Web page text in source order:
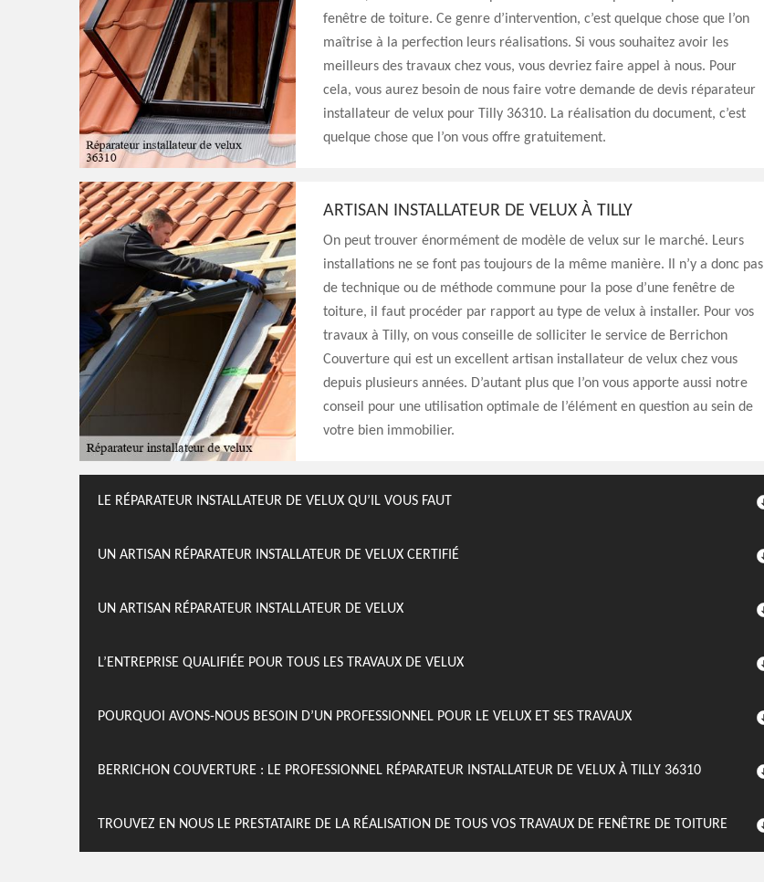
fenêtre de toiture. Ce genre d’intervention, c’est quelque chose que l’on
maîtrise à la perfection leurs réalisations. Si vous souhaitez avoir les
meilleurs des travaux chez vous, vous devriez faire appel à nous. Pour
cela, vous aurez besoin de nous faire votre demande de devis réparateur
installateur de velux pour Tilly 36310. La réalisation du document, c’est
quelque chose que l’on vous offre gratuitement.
ARTISAN INSTALLATEUR DE VELUX À TILLY
On peut trouver énormément de modèle de velux sur le marché. Leurs
installations ne se font pas toujours de la même manière. Il n’y a donc pas
de technique ou de méthode commune pour la pose d’une fenêtre de
toiture, il faut procéder par rapport au type de velux à installer. Pour vos
travaux à Tilly, on vous conseille de solliciter le service de Berrichon
Couverture qui est un excellent artisan installateur de velux chez vous
depuis plusieurs années. D’autant plus que l’on vous apporte aussi notre
conseil pour une utilisation optimale de l’élément en question au sein de
votre bien immobilier.
LE RÉPARATEUR INSTALLATEUR DE VELUX QU’IL VOUS FAUT
UN ARTISAN RÉPARATEUR INSTALLATEUR DE VELUX CERTIFIÉ
UN ARTISAN RÉPARATEUR INSTALLATEUR DE VELUX
L’ENTREPRISE QUALIFIÉE POUR TOUS LES TRAVAUX DE VELUX
POURQUOI AVONS-NOUS BESOIN D’UN PROFESSIONNEL POUR LE VELUX ET SES TRAVAUX
BERRICHON COUVERTURE : LE PROFESSIONNEL RÉPARATEUR INSTALLATEUR DE VELUX À TILLY 36310
TROUVEZ EN NOUS LE PRESTATAIRE DE LA RÉALISATION DE TOUS VOS TRAVAUX DE FENÊTRE DE TOITURE